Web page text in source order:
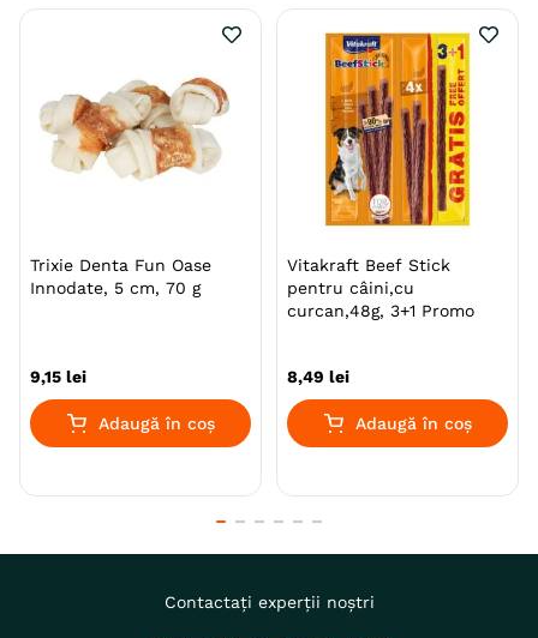
Trixie Denta Fun Oase
Innodate, 5 cm, 70 g
9,15 lei
Adaugă în coș
Vitakraft Beef Stick
pentru câini,cu
curcan,48g, 3+1 Promo
8,49 lei
Adaugă în coș
Contactați experții noștri